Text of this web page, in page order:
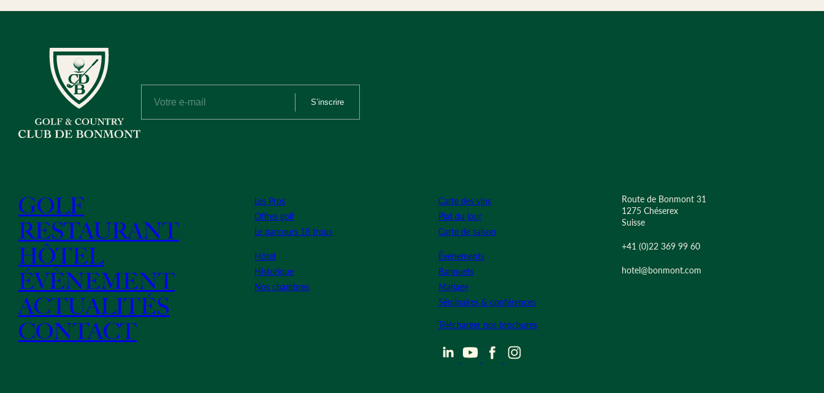
S’inscrire
GOLF
RESTAURANT
HÔTEL
ÉVÈNEMENT
ACTUALITÉS
CONTACT
Les Pros
Offres golf
Le parcours 18 trous
Hôtel
Historique
Nos chambres
Carte des vins
Plat du jour
Carte de saison
Évènements
Banquets
Mariage
Séminaires & conférences
Télécharger nos brochures
Route de Bonmont 31
1275 Chéserex
Suisse
+41 (0)22 369 99 60
hotel@bonmont.com